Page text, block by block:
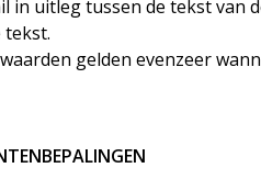
in uitleg tussen de tekst
tekst.
gelden evenzeer